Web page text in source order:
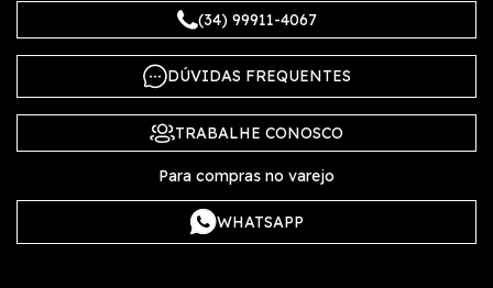
(34) 99911-4067
DÚVIDAS FREQUENTES
TRABALHE CONOSCO
Para compras no varejo
WHATSAPP